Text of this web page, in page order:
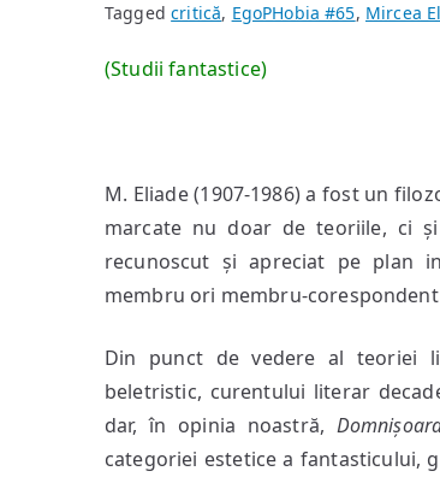
Taggedcritică, EgoPHobia #65, Mircea
(Studii fantastice)
M. Eliade (1907-1986) a fost un
marcate nu doar de teoriile, ci
recunoscut și apreciat pe plan
membru ori membru-
Din punct de vedere al teoriei
beletristic, curentului literar
dar, în opinia noastră,
categoriei estetice a fantasticului,